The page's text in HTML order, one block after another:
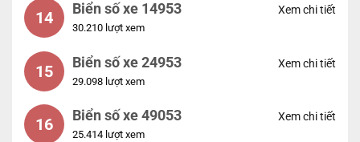
14 Biển số xe 14953
30.210 lượt xem
Xem chi tiết
15 Biển số xe 24953
29.098 lượt xem
Xem chi tiết
16 Biển số xe 49053
25.414 lượt xem
Xem chi tiết